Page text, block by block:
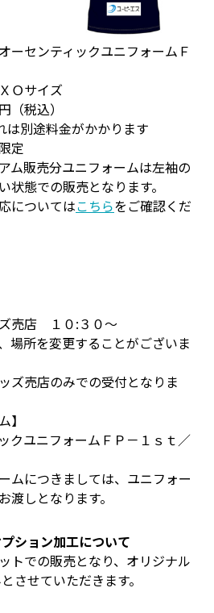
ーセンティックユニフォームＦ
Ｏサイズ
（税込）
別途料金がかかります
定
ム販売分ユニフォームは左袖の
状態での販売となります。
についてはこちらをご確認くだ
売店 １０:３０～
場所を変更することがございま
ズ売店のみでの受付となりま
】
クユニフォームＦＰ－１ｓｔ／
ムにつきましては、ユニフォー
渡しとなります。
ション加工について
トでの販売となり、オリジナル
させていただきます。